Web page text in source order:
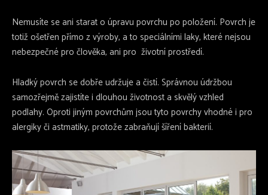
Nemusíte se ani starat o úpravu povrchu po položení. Povrch je
totiž ošetřen přímo z výroby, a to speciálními laky, které nejsou
nebezpečné pro člověka, ani pro životní prostředí.
Hladký povrch se dobře udržuje a čistí. Správnou údržbou
samozřejmě zajistíte i dlouhou životnost a skvělý vzhled
podlahy. Oproti jiným povrchům jsou tyto povrchy vhodné i pro
alergiky či astmatiky, protože zabraňují šíření bakterií.